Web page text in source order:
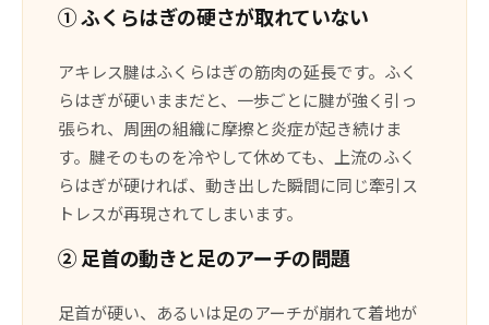
① ふくらはぎの硬さが取れていない
アキレス腱はふくらはぎの筋肉の延長です。ふく
らはぎが硬いままだと、一歩ごとに腱が強く引っ
張られ、周囲の組織に摩擦と炎症が起き続けま
す。腱そのものを冷やして休めても、上流のふく
らはぎが硬ければ、動き出した瞬間に同じ牽引ス
トレスが再現されてしまいます。
② 足首の動きと足のアーチの問題
足首が硬い、あるいは足のアーチが崩れて着地が